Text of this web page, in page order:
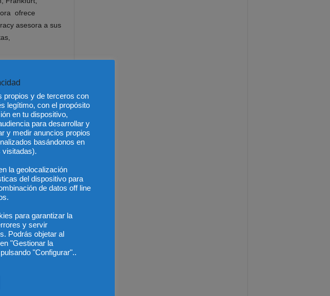
ofrece
asesora a sus
Litigations
& Business
Artículo siguiente
el ICAB el XX
Federación de
de Europa
propios y de terceros con
legítimo, con el propósito
en tu dispositivo,
para desarrollar y
y medir anuncios propios
basándonos en
visitadas).
la geolocalización
del dispositivo para
de datos off line
para garantizar la
y servir
Podrás objetar al
"Gestionar la
"Configurar"..